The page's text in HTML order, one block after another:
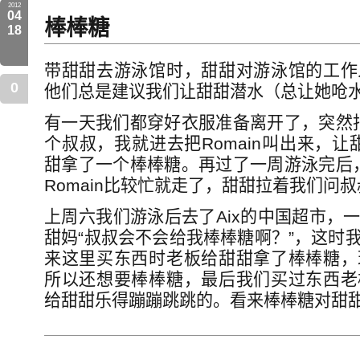
2012
04
18
0
棒棒糖
带甜甜去游泳馆时，甜甜对游泳馆的工
他们总是建议我们让甜甜潜水（总让她呛
有一天我们都穿好衣服准备离开了，突
个叔叔，我就进去把Romain叫出来，让
甜拿了一个棒棒糖。再过了一周游泳完
Romain比较忙就走了，甜甜拉着我们问
上周六我们游泳后去了Aix的中国超市，
甜妈“叔叔会不会给我棒棒糖啊？”，这时
来这里买东西时老板给甜甜拿了棒棒糖
所以还想要棒棒糖，最后我们买过东西
给甜甜乐得蹦蹦跳跳的。看来棒棒糖对甜